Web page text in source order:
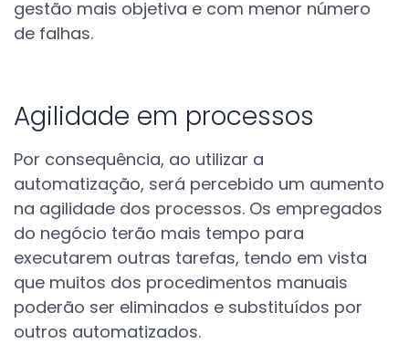
gestão mais objetiva e com menor número
de falhas.
Agilidade em processos
Por consequência, ao utilizar a
automatização, será percebido um aumento
na agilidade dos processos. Os empregados
do negócio terão mais tempo para
executarem outras tarefas, tendo em vista
que muitos dos procedimentos manuais
poderão ser eliminados e substituídos por
outros automatizados.